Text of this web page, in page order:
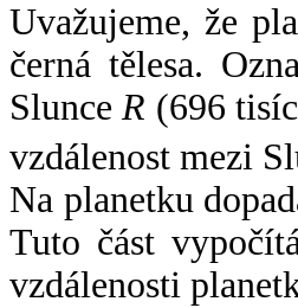
Uvažujeme, že
černá tělesa.
SlunceR (696
vzdálenost mezi
Na planetku
Tuto část
vzdálenosti